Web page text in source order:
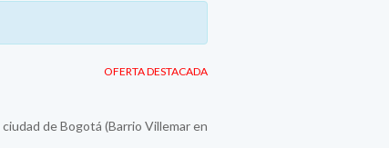
OFERTA DESTACADA
de Bogotá (Barrio Villemar en